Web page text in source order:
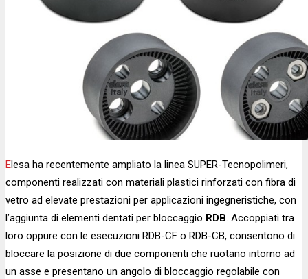
Elesa ha recentemente ampliato la linea SUPER-Tecnopolimeri,
componenti realizzati con materiali plastici rinforzati con fibra di
vetro ad elevate prestazioni per applicazioni ingegneristiche, con
l’aggiunta di elementi dentati per bloccaggio RDB. Accoppiati tra
loro oppure con le esecuzioni RDB-CF o RDB-CB, consentono di
bloccare la posizione di due componenti che ruotano intorno ad
un asse e presentano un angolo di bloccaggio regolabile con